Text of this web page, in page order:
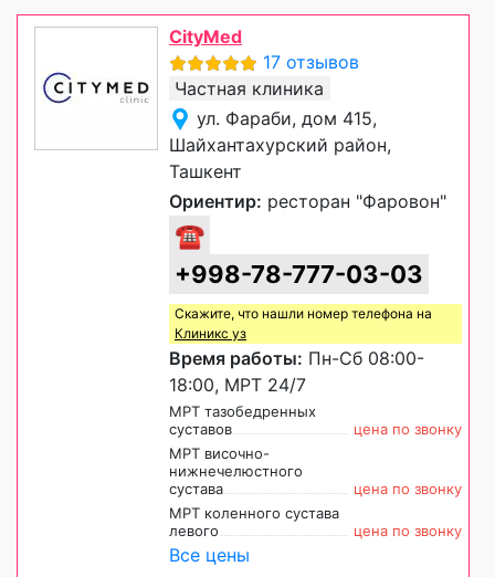
CityMed
17 отзывов
Частная клиника
ул. Фараби, дом 415,
Шайхантахурский район,
Ташкент
Ориентир: ресторан "Фаровон"
☎
+998-78-777-03-03
Скажите, что нашли номер телефона на
Клиникс уз
Время работы: Пн-Сб 08:00-
18:00, МРТ 24/7
МРТ тазобедренных
суставов
цена по звонку
МРТ височно-
нижнечелюстного
сустава
цена по звонку
МРТ коленного сустава
левого
цена по звонку
Все цены